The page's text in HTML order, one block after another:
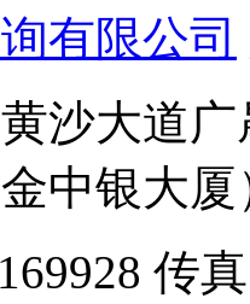
有限公司
沙大道
中银大厦
传